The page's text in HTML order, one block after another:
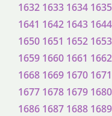
1632 1633 1634 1635
1641 1642 1643 1644
1650 1651 1652 1653
1659 1660 1661 1662
1668 1669 1670 1671
1677 1678 1679 1680
1686 1687 1688 1689